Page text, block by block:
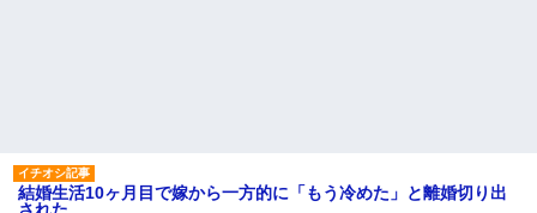
結婚生活10ヶ月目で嫁から一方的に「もう冷めた」と離婚切り出